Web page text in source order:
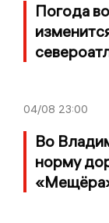
Погода
04/08 23:00
Во
норму